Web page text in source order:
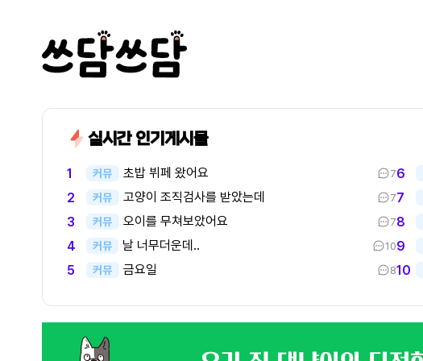
실시간 인기게시물
1 커뮤 초밥 뷔페 왔어요 7
2 커뮤 고양이 조직검사를 받았는데 7
3 커뮤 오이를 무쳐보았어요 7
4 커뮤 날 너무더운데.. 10
5 커뮤 금요일 8
6
7
8
9
10